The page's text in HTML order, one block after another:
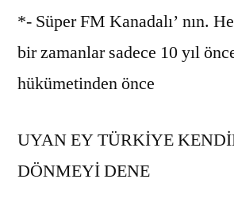
*- Süper FM Kanadalı’ nın.
bir zamanlar sadece 10 yıl
hükümetinden önce
UYAN EY TÜRKİYE
DÖNMEYİ DENE